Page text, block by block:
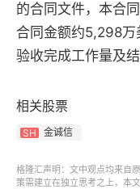
的合同文件，本合
合同金额约5,298
验收完成工作量及结
相关股票
SH 金诚信
格隆汇声明：文中观点均来自
策需建立在独立思考之上，本